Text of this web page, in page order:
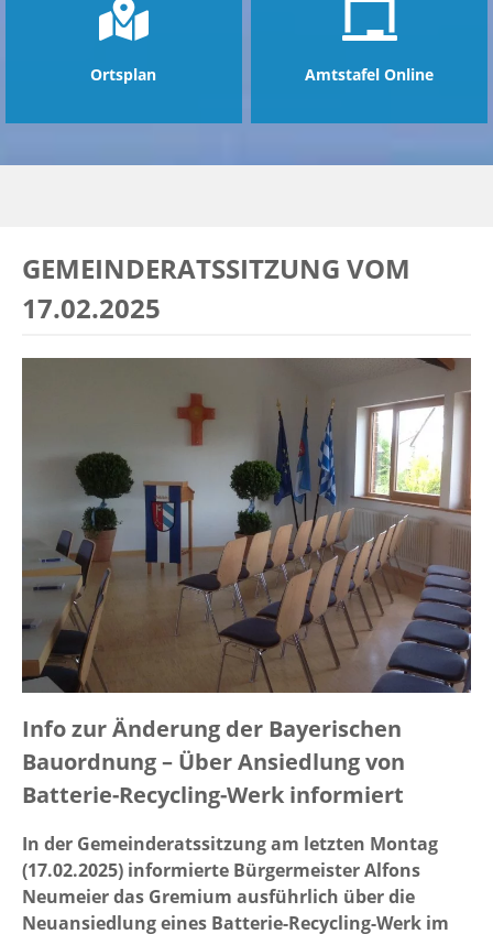
Ortsplan Amtstafel Online
GEMEINDERATSSITZUNG VOM
17.02.2025
Info zur Änderung der Bayerischen
Bauordnung – Über Ansiedlung von
Batterie-Recycling-Werk informiert
In der Gemeinderatssitzung am letzten Montag
(17.02.2025) informierte Bürgermeister Alfons
Neumeier das Gremium ausführlich über die
Neuansiedlung eines Batterie-Recycling-Werk im